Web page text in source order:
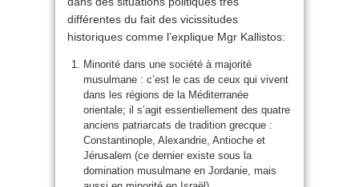
différentes du fait des vicissitudes
historiques comme l’explique Mgr Kallistos:
Minorité dans une société à majorité
musulmane : c’est le cas de ceux qui vivent
dans les régions de la Méditerranée
orientale; il s’agit essentiellement des quatre
anciens patriarcats de tradition grecque :
Constantinople, Alexandrie, Antioche et
Jérusalem (ce dernier existe sous la
domination musulmane en Jordanie, mais